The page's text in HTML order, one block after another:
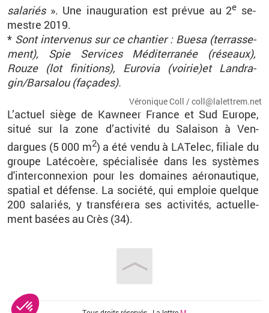
sa­la­riés». Une inau­gu­ra­tion est pré­vue au 2e se­
mestre 2019.
* Sont in­ter­ve­nus sur ce chan­tier : Buesa(ter­ras­se­
ment), SpieSer­vices Mé­di­ter­ra­née (ré­seaux),
Rouze(lot fi­ni­tions), Eu­ro­via(voi­rie)et Lan­dra­
gin/Bar­sa­lou(fa­çades).
Vé­ro­nique Coll / coll@​la­let­trem.​net
L’ac­tuel siège de Kaw­neer France et Sud Eu­rope,
situé sur la zone d’ac­ti­vité du Sa­lai­son à Ven­
dargues (5 000 m2) a été vendu à LA­Te­lec, fi­liale du
groupe La­té­coère, spé­cia­li­sée dans les sys­tèmes
d'in­ter­con­nexion pour les do­maines aé­ro­nau­tique,
spa­tial et dé­fense. La so­ciété, qui em­ploie quelque
200 sa­la­riés, y trans­fé­rera ses ac­ti­vi­tés, ac­tuel­le­
ment ba­sées au Crès (34).